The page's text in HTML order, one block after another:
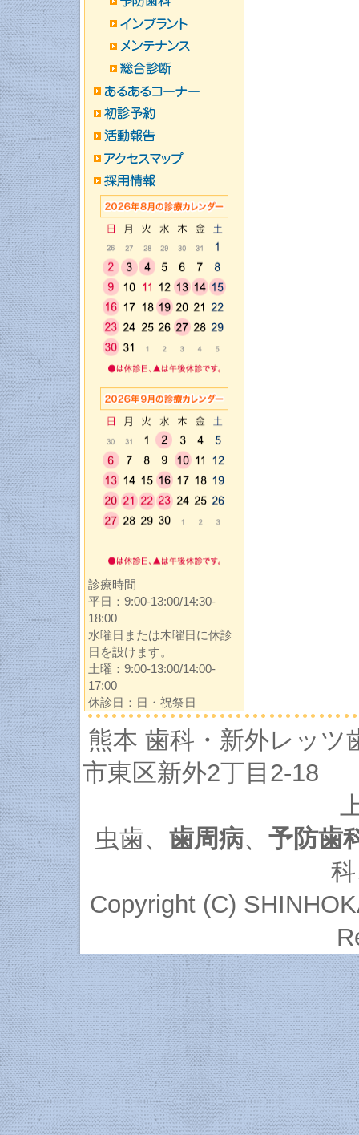
診療時間
平日：9:00-13:00/14:30-
18:00
水曜日または木曜日に休診
日を設けます。
土曜：9:00-13:00/14:00-
17:00
休診日：日・祝祭日
熊本 歯科・新外レッツ
市東区新外2丁目2-18
虫歯、 歯周病、 予防歯
Copyright (C)